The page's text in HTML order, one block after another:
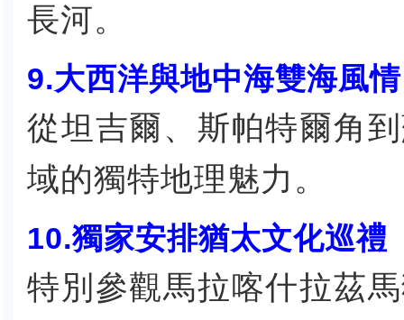
長河。
9.大西洋與地中海雙海風情
從坦吉爾、斯帕特爾角
域的獨特地理魅力。
10.獨家安排猶太文化巡禮
特別參觀馬拉喀什拉茲